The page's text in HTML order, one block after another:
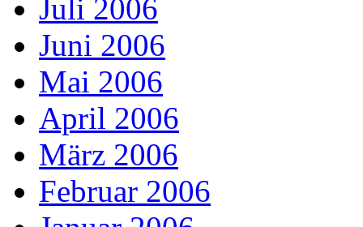
Juli 2006
Juni 2006
Mai 2006
April 2006
März 2006
Februar 2006